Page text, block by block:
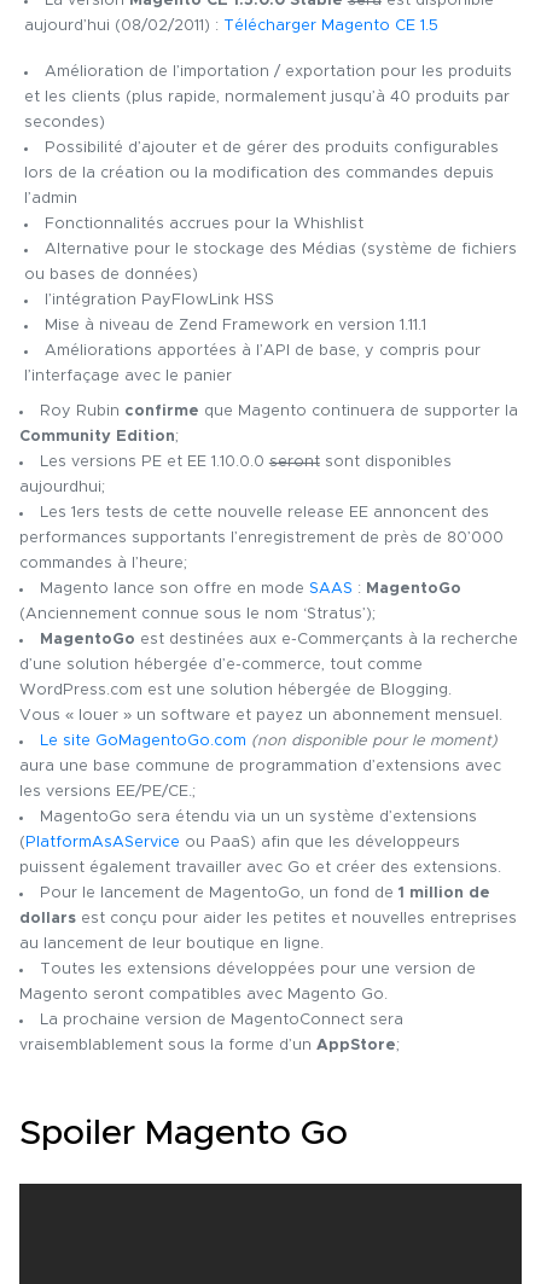
aujourd’hui (08/02/2011) : Télécharger Magento CE 1.5
Amélioration de l’importation / exportation pour les produits
et les clients (plus rapide, normalement jusqu’à 40 produits par
secondes)
Possibilité d’ajouter et de gérer des produits configurables
lors de la création ou la modification des commandes depuis
l’admin
Fonctionnalités accrues pour la Whishlist
Alternative pour le stockage des Médias (système de fichiers
ou bases de données)
l’intégration PayFlowLink HSS
Mise à niveau de Zend Framework en version 1.11.1
Améliorations apportées à l’API de base, y compris pour
l’interfaçage avec le panier
Roy Rubin confirme que Magento continuera de supporter la
Community Edition;
Les versions PE et EE 1.10.0.0serontsont disponibles
aujourdhui;
Les 1ers tests de cette nouvelle release EE annoncent des
performances supportants l’enregistrement de près de 80’000
commandes à l’heure;
Magento lance son offre en mode SAAS : MagentoGo
(Anciennement connue sous le nom ‘Stratus’);
MagentoGo est destinées aux e-Commerçants à la recherche
d’une solution hébergée d’e-commerce, tout comme
WordPress.com est une solution hébergée de Blogging.
Vous « louer » un software et payez un abonnement mensuel.
Le site GoMagentoGo.com (non disponible pour le moment)
aura une base commune de programmation d’extensions avec
les versions EE/PE/CE.;
MagentoGo sera étendu via un un système d’extensions
( PlatformAsAService ou PaaS) afin que les développeurs
puissent également travailler avec Go et créer des extensions.
Pour le lancement de MagentoGo, un fond de 1 million de
dollars est conçu pour aider les petites et nouvelles entreprises
au lancement de leur boutique en ligne.
Toutes les extensions développées pour une version de
Magento seront compatibles avec Magento Go.
La prochaine version de MagentoConnect sera
vraisemblablement sous la forme d’un AppStore;
Spoiler Magento Go